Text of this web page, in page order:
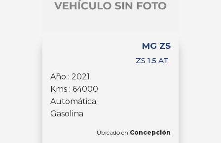
MG ZS
ZS 1.5 AT
Año : 2021
Kms : 64000
Automática
Gasolina
Ubicado en Concepción